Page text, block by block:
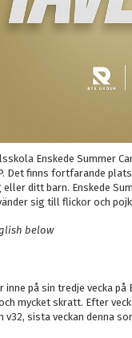
Enskede Summer
Det finns fortfarande
ditt barn. Enskede
sig till flickor och
below
inne på sin tredje vecka
mycket skratt. Efter
v32, sista veckan denna